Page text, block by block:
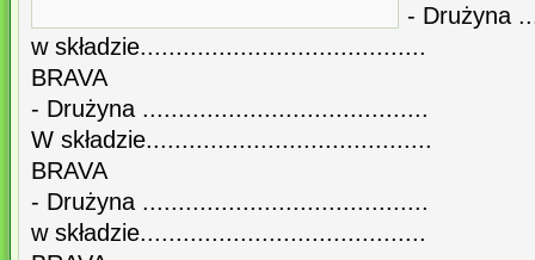
- Drużyna
w składzie........................................
BRAVA
- Drużyna ........................................
W składzie........................................
BRAVA
- Drużyna ........................................
w składzie........................................